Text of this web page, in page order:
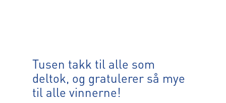
Tusen takk til alle som
deltok, og gratulerer så mye
til alle vinnerne!